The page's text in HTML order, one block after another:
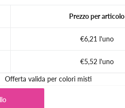
Prezzo per articolo
€6,21 l'uno
€5,52 l'uno
Offerta valida per colori misti